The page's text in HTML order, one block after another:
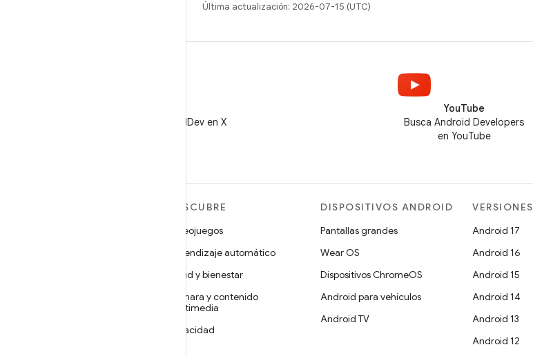
Última actualización: 2026-07-15 (UTC)
Sigue a @AndroidDev en X
YouTube
Busca Android Developers
en YouTube
DESCUBRE
Videojuegos
Aprendizaje automático
Salud y bienestar
Cámara y contenido
multimedia
Privacidad
DISPOSITIVOS ANDROID
Pantallas grandes
Wear OS
Dispositivos ChromeOS
Android para vehículos
Android TV
VERSIONES
Android 17
Android 16
Android 15
Android 14
Android 13
Android 12